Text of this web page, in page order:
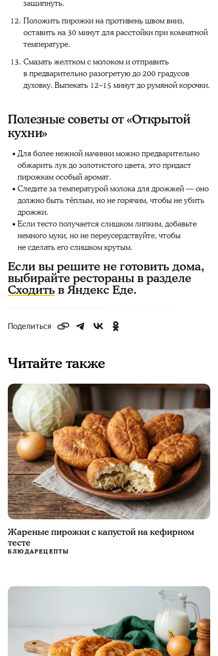
защипнуть.
Положить пирожки на противень швом вниз,
оставить на 30 минут для расстойки при комнатной
температуре.
Смазать желтком с молоком и отправить
в предварительно разогретую до 200 градусов
духовку. Выпекать 12–15 минут до румяной корочки.
Полезные советы от «Открытой
кухни»
Для более нежной начинки можно предварительно
обжарить лук до золотистого цвета, это придаст
пирожкам особый аромат.
Следите за температурой молока для дрожжей — оно
должно быть тёплым, но не горячим, чтобы не убить
дрожжи.
Если тесто получается слишком липким, добавьте
немного муки, но не переусердствуйте, чтобы
не сделать его слишком крутым.
Если вы решите не готовить дома,
выбирайте рестораны в разделе
Сходитьв Яндекс Еде.
Поделиться
Читайте также
Жареные пирожки с капустой на кефирном
тесте
БЛЮДАРЕЦЕПТЫ